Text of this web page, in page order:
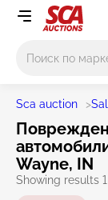
Sca auction >
Wayne, IN
Showing results